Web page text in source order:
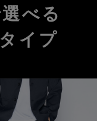
べる
イプ